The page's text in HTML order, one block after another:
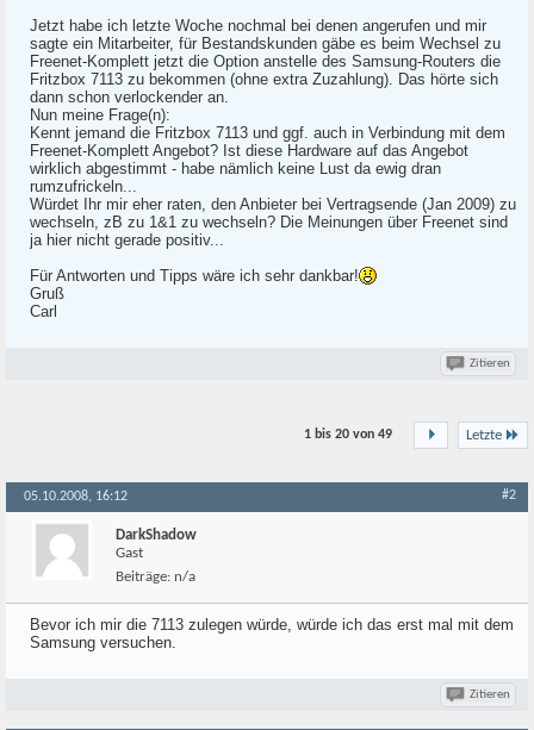
Jetzt habe ich letzte Woche nochmal bei denen angerufen und mir
sagte ein Mitarbeiter, für Bestandskunden gäbe es beim Wechsel zu
Freenet-Komplett jetzt die Option anstelle des Samsung-Routers die
Fritzbox 7113 zu bekommen (ohne extra Zuzahlung). Das hörte sich
dann schon verlockender an.
Nun meine Frage(n):
Kennt jemand die Fritzbox 7113 und ggf. auch in Verbindung mit dem
Freenet-Komplett Angebot? Ist diese Hardware auf das Angebot
wirklich abgestimmt - habe nämlich keine Lust da ewig dran
rumzufrickeln...
Würdet Ihr mir eher raten, den Anbieter bei Vertragsende (Jan 2009) zu
wechseln, zB zu 1&1 zu wechseln? Die Meinungen über Freenet sind
ja hier nicht gerade positiv...
Für Antworten und Tipps wäre ich sehr dankbar!
Gruß
Carl
Zitieren
Letzte
1 bis 20 von 49
05.10.2008, 16:12 #2
DarkShadow
Gast
Beiträge: n/a
Bevor ich mir die 7113 zulegen würde, würde ich das erst mal mit dem
Samsung versuchen.
Zitieren